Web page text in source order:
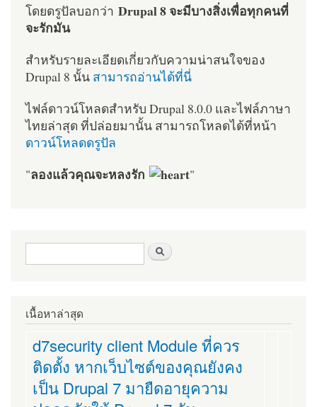
โดยดรูปัลบอกว่า Drupal 8 จะมีบางสิ่งเพื่อทุกคนที่
จะรักมัน
สำหรับรายละเอียดเกี่ยวกับความน่าสนใจของ
Drupal 8 นั้น สามารถอ่านได้ที่นี่
ไฟล์ดาวน์โหลดสำหรับ Drupal 8.0.0 และไฟล์ภาษา
ไทยล่าสุด ที่ปล่อยมานั้น สามารถโหลดได้ที่หน้า
ดาวน์โหลดดรูปัล
"ลองแล้วคุณจะหลงรัก "
ฟอร์มค้นหา
เนื้อหาล่าสุด
d7security client Module ที่ควร
ติดตั้ง หากเว็บไซต์ของคุณยังคง
เป็น Drupal 7 มายืดอายุความ